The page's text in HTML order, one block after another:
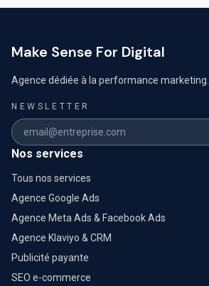
Make Sense For Digital
Agence dédiée à la performance marketing.
NEWSLETTER
Nos services
Tous nos services
Agence Google Ads
Agence Meta Ads & Facebook Ads
Agence Klaviyo & CRM
Publicité payante
SEO e-commerce